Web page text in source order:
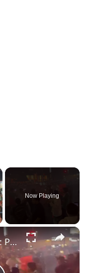
Now Playing
US, Los Angeles: Pacoima Mexico Fans Celebrate World Cup Victory Part 2.